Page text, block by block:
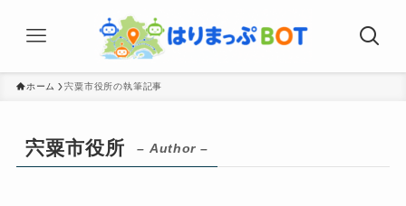
ホーム 宍粟市役所の執筆記事
宍粟市役所 – Author –